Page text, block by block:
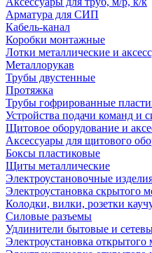
Арматура для СИП
Кабель-канал
Коробки монтажные
Лотки металлические и
Металлорукав
Трубы двустенные
Протяжка
Трубы гофрированные
Устройства подачи команд и
Щитовое оборудование и
Аксессуары для щитового
Боксы пластиковые
Щиты металлические
Электроустановочные
Электроустановка скрытого
Колодки, вилки, розетки
Силовые разъемы
Удлинители бытовые и
Электроустановка